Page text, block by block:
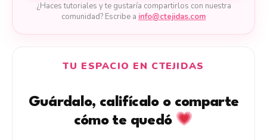
¿Haces tutoriales y te gustaría compartirlos con nuestra
comunidad? Escribe a info@ctejidas.com
TU ESPACIO EN CTEJIDAS
Guárdalo, califícalo o comparte
cómo te quedó